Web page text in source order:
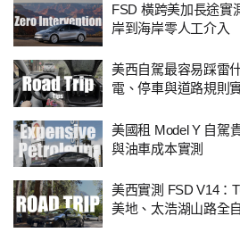
FSD 橫跨美加長途實
岸到海岸零人工介入
美西自駕最容易踩雷
電、停車與道路規則
美國租 Model Y 自駕
與油車成本實測
美西實測 FSD V14：
美地、太浩湖山路全